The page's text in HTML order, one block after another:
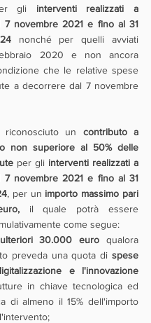
gli interventi realizzati a
7 novembre 2021 e fino al 31
nonché per quelli avviati
2020 e non ancora
che le relative spese
a decorrere dal 7 novembre
riconosciuto un contributo a
non superiore al 50% delle
per gli interventi realizzati a
7 novembre 2021 e fino al 31
, per un importo massimo pari
il quale potrà essere
come segue:
ulteriori 30.000 euro qualora
preveda una quota di spese
e l'innovazione
in chiave tecnologica ed
di almeno il 15% dell'importo